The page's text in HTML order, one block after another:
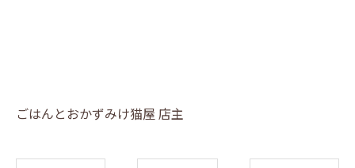
ごはんとおかずみけ猫屋 店主